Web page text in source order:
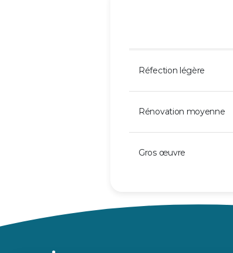
Réfection légère
Rénovation moyenne
Gros œuvre